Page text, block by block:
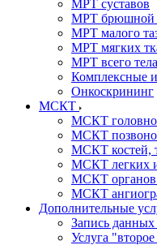
МРТ суставов
МРТ брюшной
МРТ малого
МРТ мягких
МРТ всего тела
Комплексные
Онкоскрининг
МСКТ
МСКТ
МСКТ
МСКТ костей,
МСКТ легких и
МСКТ органов
МСКТ
Дополнительные
Запись данных
Услуга